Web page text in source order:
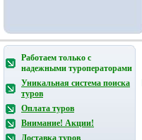
Работаем только с
надежными туроператорами
Уникальная система поиска
туров
Оплата туров
Внимание! Акции!
Доставка туров